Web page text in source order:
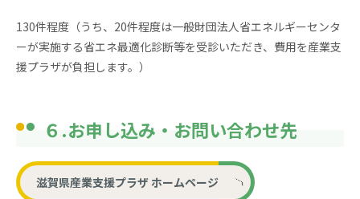
130件程度（うち、20件程度は一般財団法人省エネルギーセンタ
ーが実施する省エネ最適化診断等を受診いただき、費用を産業支
援プラザが負担します。）
６.お申し込み・お問い合わせ先
滋賀県産業支援プラザ ホームページ